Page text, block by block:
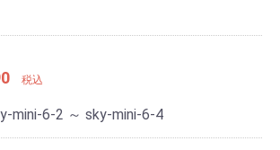
税込
mini-6-2 ～ sky-mini-6-4